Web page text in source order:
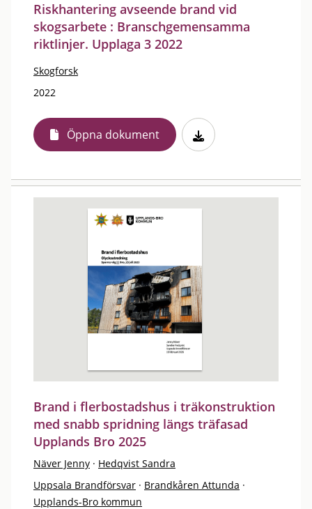
Riskhantering avseende brand vid
skogsarbete : Branschgemensamma
riktlinjer. Upplaga 3 2022
Skogforsk
2022
Öppna dokument
Brand i flerbostadshus i träkonstruktion
med snabb spridning längs träfasad
Upplands Bro 2025
Näver Jenny · Hedqvist Sandra
Uppsala Brandförsvar · Brandkåren Attunda ·
Upplands-Bro kommun